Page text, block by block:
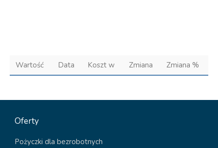
Wartość Data Koszt w Zmiana Zmiana %
Oferty
Pożyczki dla bezrobotnych